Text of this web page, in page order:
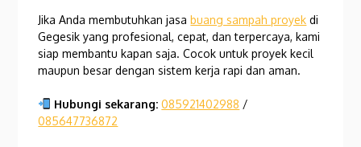
Jika Anda membutuhkan jasabuang sampah proyek di
Gegesik yang profesional, cepat, dan terpercaya, kami
siap membantu kapan saja. Cocok untuk proyek kecil
maupun besar dengan sistem kerja rapi dan aman.
Hubungi sekarang: 085921402988 /
085647736872